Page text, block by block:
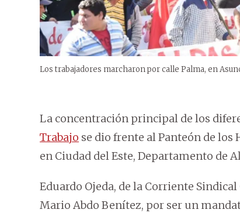
Los trabajadores marcharon por calle Palma, en
La concentración principal de los
Trabajo se dio frente al Panteón de
en Ciudad del Este, Departamento de
Eduardo Ojeda, de la Corriente
Mario Abdo Benítez, por ser un